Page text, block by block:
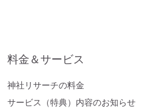
をサポートします。
やるべきこととは？
てきました（２）あの空海
料金＆サービス
神社リサーチの料金
サービス（特典）内容のお知らせ